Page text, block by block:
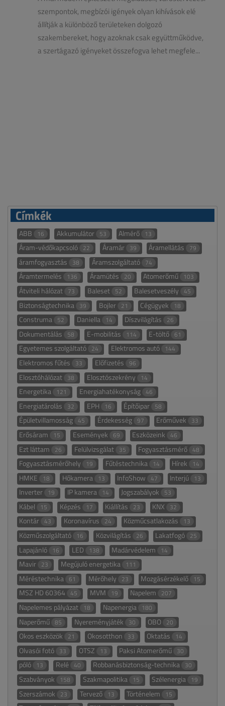
szempontok, megbízói igények olyan kihívások elé
állítják a különböző területeken dolgozó
szakembereket, hogy azoknak csak együttműködve,
a szertágazó igényeket összefogva lehet megfele...
Címkék
ABB 16 Akkumulátor 53 Almérő 13
Áram-védőkapcsoló 22 Áramár 39 Áramellátás 79
áramfogyasztás 38 Áramszolgáltató 74
Áramtermelés 136 Áramütés 20 Atomerőmű 103
Átviteli hálózat 73 Baleset 52 Balesetveszély 45
Biztonságtechnika 39 Bojler 21 Cégügyek 18
Construma 52 Daniella 14 Díszvilágítás 26
Dokumentálás 58 E-mobilitás 114 E-töltő 61
Egyetemes szolgáltató 24 Elektromos autó 144
Elektromos fűtés 33 Előfizetés 96
Elosztóhálózat 38 Elosztószekrény 14
Energetika 121 Energiahatékonyság 46
Energiatárolás 32 EPH 16 Építőipar 58
Épületvillamosság 45 Érdekesség 97 Erőművek 33
Erősáram 15 Események 69 Eszközeink 46
Ezt láttam 26 Felülvizsgálat 35 Fogyasztásmérő 48
Fogyasztásmérőhely 19 Fűtéstechnika 14 Hírek 14
HMKE 18 Hőkamera 13 InfoShow 47 Interjú 13
Inverter 19 IP kamera 14 Jogszabályok 53
Kábel 15 Képzés 17 Kiállítás 23 KNX 32
Kontár 43 Koronavírus 24 Közműcsatlakozás 13
Közműszolgáltató 16 Közvilágítás 26 Lakatfogó 25
Lapajánló 16 LED 138 Madárvédelem 14
Mavir 23 Megújuló energetika 111
Méréstechnika 61 Mérőhely 23 Mozgásérzékelő 15
MSZ HD 60364 45 MVM 19 Napelem 207
Napelemes pályázat 18 Napenergia 180
Naperőmű 85 Nyereményjáték 30 OBO 20
Okos eszközök 21 Okosotthon 33 Oktatás 14
Olvasói fotó 33 OTSZ 13 Paksi Atomerőmű 30
póló 13 Relé 40 Robbanásbiztonság-technika 30
Szabványok 158 Szakmapolitika 15 Szélenergia 19
Szerszámok 23 Tervező 13 Történelem 15